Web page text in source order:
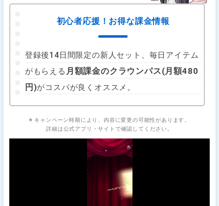
初心者応援！お得な課金情報
登録後14日間限定の新人セット、毎日アイテム
がもらえる 月額課金のクラウンパス(月額480
円)がコスパが良くオススメ。
※ キャンペーン時期により、内容に変更の可能性があります。
詳細は公式アプリ・サイトで確認してください。